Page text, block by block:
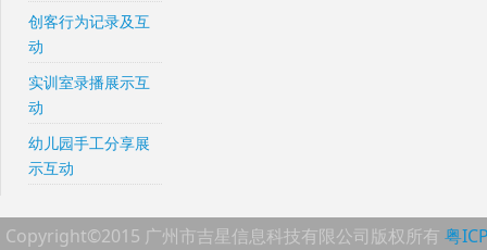
创客行为记录及互
动
实训室录播展示互
动
幼儿园手工分享展
示互动
Copyright©2015 广州市吉星信息科技有限公司版权所有 粤